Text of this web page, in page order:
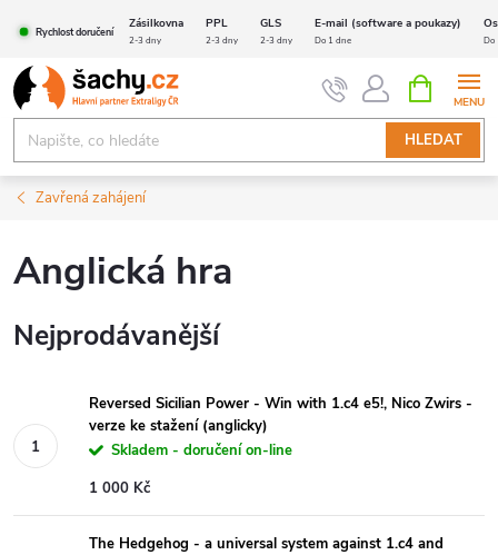
obsah
Rychlost doručení
Zásilkovna PPL GLS E-mail (software a poukazy)
2-3 dny 2-3 dny 2-3 dny Do 1 dne Do
HLEDAT
NÁKUPNÍ
KOŠÍK
Zavřená zahájení
Anglická hra
Nejprodávanější
Reversed Sicilian Power - Win with 1.c4 e5!, Nico Zwirs -
verze ke stažení (anglicky)
Skladem - doručení on-line
1 000 Kč
The Hedgehog - a universal system against 1.c4 and